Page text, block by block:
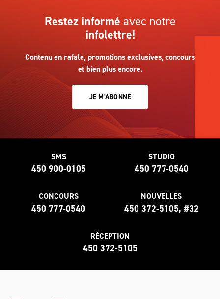
Restez informé avec notre
infolettre!
Contenu en rafale, promotions exclusives, concours
et bien plus encore.
JE M'ABONNE
SMS
450 900-0105
STUDIO
450 777-0540
CONCOURS
450 777-0540
NOUVELLES
450 372-5105, #32
RÉCEPTION
450 372-5105